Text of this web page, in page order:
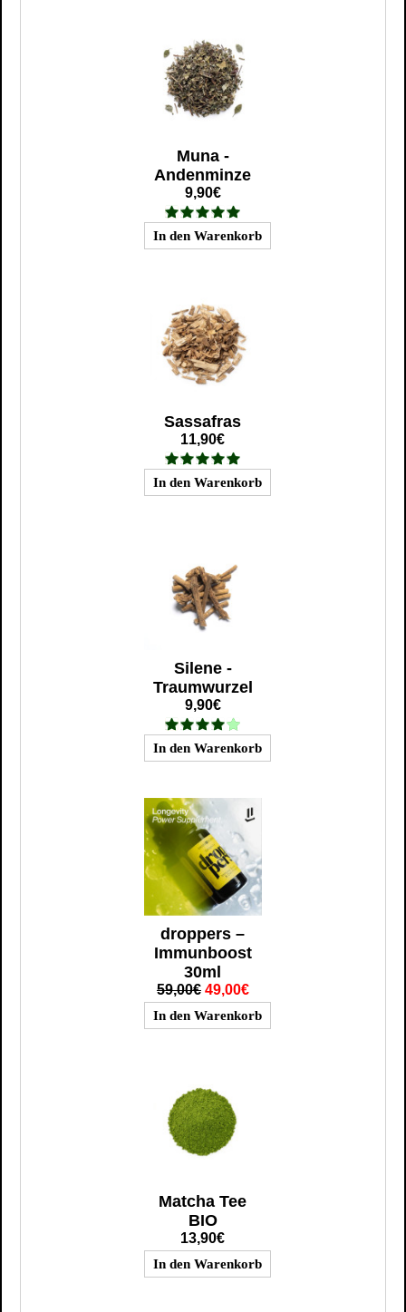
Muna -
Andenminze
9,90€
Sassafras
11,90€
Silene -
Traumwurzel
9,90€
droppers –
Immunboost
30ml
59,00€ 49,00€
Matcha Tee
BIO
13,90€